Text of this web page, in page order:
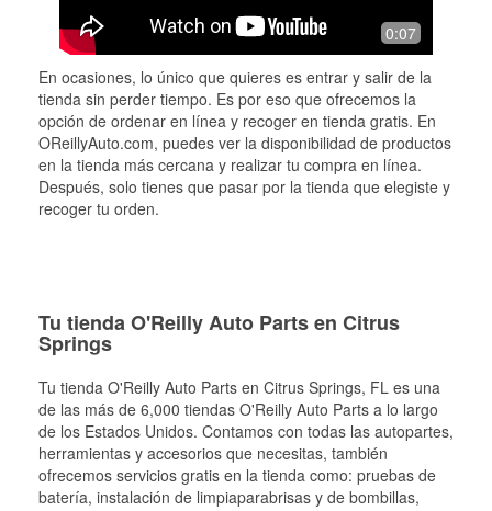
0:07
En ocasiones, lo único que quieres es entrar y salir de la
tienda sin perder tiempo. Es por eso que ofrecemos la
opción de ordenar en línea y recoger en tienda gratis. En
OReillyAuto.com, puedes ver la disponibilidad de productos
en la tienda más cercana y realizar tu compra en línea.
Después, solo tienes que pasar por la tienda que elegiste y
recoger tu orden.
Tu tienda O'Reilly Auto Parts en Citrus
Springs
Tu tienda O'Reilly Auto Parts en Citrus Springs, FL es una
de las más de 6,000 tiendas O'Reilly Auto Parts a lo largo
de los Estados Unidos. Contamos con todas las autopartes,
herramientas y accesorios que necesitas, también
ofrecemos servicios gratis en la tienda como: pruebas de
batería, instalación de limpiaparabrisas y de bombillas,